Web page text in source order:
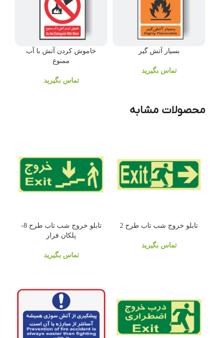
بسیار آتش گیر
تماس بگیرید
خاموش کردن آتش با آب
ممنوع
تماس بگیرید
محصولات مشابه
تابلو خروج شب تاب طرح 2
تماس بگیرید
تابلو خروج شب تاب طرح 8-
پلکان فرار
تماس بگیرید